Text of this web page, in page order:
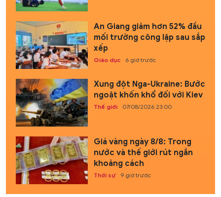
An Giang giảm hơn 52% đầu
mối trường công lập sau sắp
xếp
Giáo dục 6 giờ trước
Xung đột Nga-Ukraine: Bước
ngoặt khốn khổ đối với Kiev
Thế giới 07/08/2026 23:00
Giá vàng ngày 8/8: Trong
nước và thế giới rút ngắn
khoảng cách
Thời sự 9 giờ trước